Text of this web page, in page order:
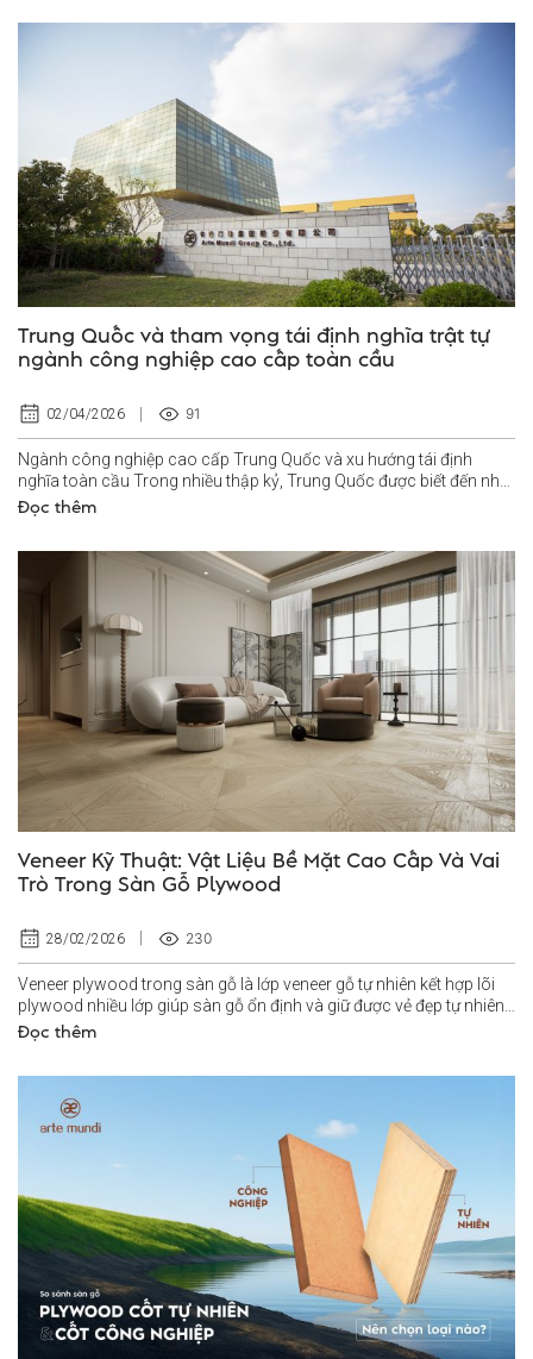
Trung Quốc và tham vọng tái định nghĩa trật tự
ngành công nghiệp cao cấp toàn cầu
02/04/2026 91
Ngành công nghiệp cao cấp Trung Quốc và xu hướng tái định
nghĩa toàn cầu Trong nhiều thập kỷ, Trung Quốc được biết đến như
“công xưởng của thế giới”...
Đọc thêm
Veneer Kỹ Thuật: Vật Liệu Bề Mặt Cao Cấp Và Vai
Trò Trong Sàn Gỗ Plywood
28/02/2026 230
Veneer plywood trong sàn gỗ là lớp veneer gỗ tự nhiên kết hợp lõi
plywood nhiều lớp giúp sàn gỗ ổn định và giữ được vẻ đẹp tự nhiên
lâu...
Đọc thêm